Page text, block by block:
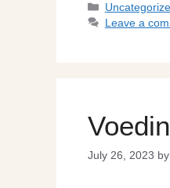
Leave a
July 26, 2023 by